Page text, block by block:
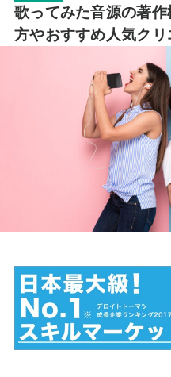
歌ってみた音源の著
方やおすすめ人気クリ